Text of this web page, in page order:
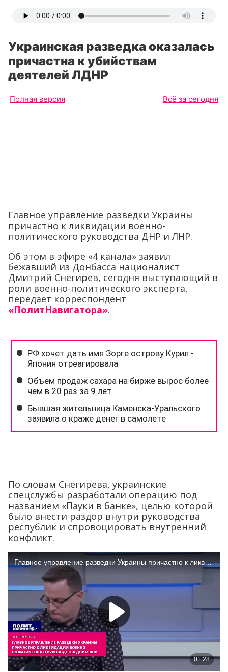
Украинская разведка оказалась
причастна к убийствам
деятелей ЛДНР
Полная версия Всё за сегодня
Главное управление разведки Украины
причастно к ликвидации военно-
политического руководства ДНР и ЛНР.
Об этом в эфире «4 канала» заявил
бежавший из Донбасса националист
Дмитрий Снегирев, сегодня выступающий в
роли военно-политического эксперта,
передает корреспондент
«ПолитНавигатора».
По словам Снегирева, украинские
спецслужбы разработали операцию под
названием «Пауки в банке», целью которой
было внести раздор внутри руководства
республик и спровоцировать внутренний
конфликт.